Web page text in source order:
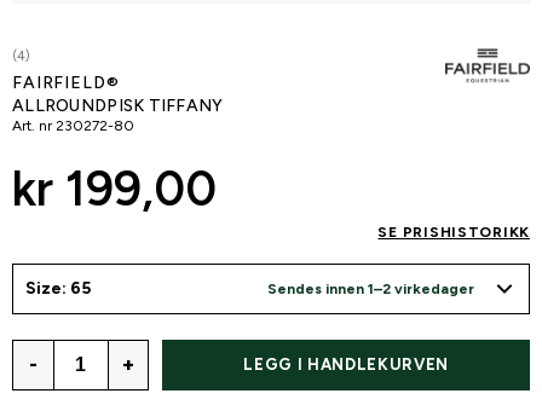
(4)
FAIRFIELD®
ALLROUNDPISK TIFFANY
Art. nr 230272-80
kr 199,00
SE PRISHISTORIKK
Size: 65 Sendes innen 1–2 virkedager
- + LEGG I HANDLEKURVEN